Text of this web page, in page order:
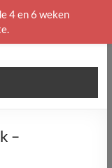
–
4 en 6 weken